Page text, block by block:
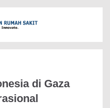
di Gaza